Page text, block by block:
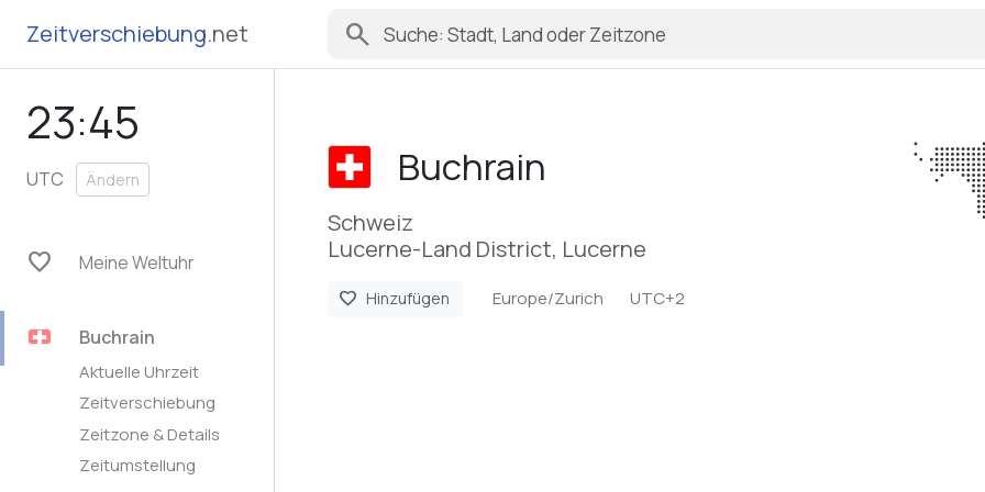
Zeitverschiebung.net search
23:45
UTC Ändern
favorite Meine Weltuhr
Buchrain
Aktuelle Uhrzeit
Zeitverschiebung
Zeitzone & Details
Zeitumstellung
Buchrain
Schweiz
Lucerne-Land District, Lucerne
favorite Hinzufügen Europe/Zurich UTC+2